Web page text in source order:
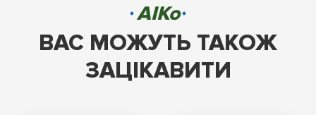
AIKo
ВАС МОЖУТЬ ТАКОЖ
ЗАЦІКАВИТИ